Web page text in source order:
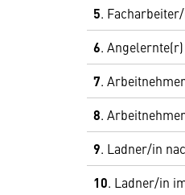
5.
6.
7.
8.
9. Ladner/in
10. Ladner/in